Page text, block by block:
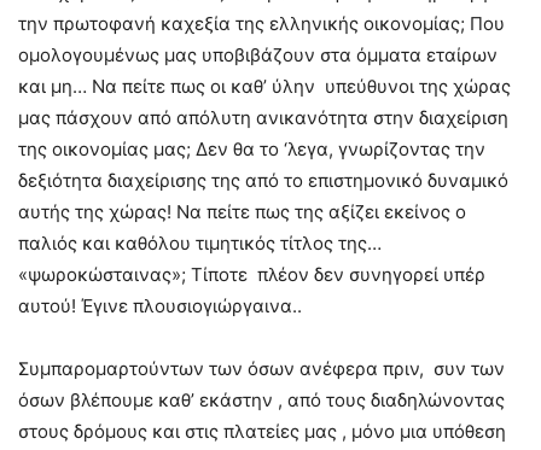
την πρωτοφανή καχεξία της ελληνικής οικονομίας; Που
ομολογουμένως μας υποβιβάζουν στα όμματα εταίρων
και μη… Να πείτε πως οι καθ’ ύλην υπεύθυνοι της χώρας
μας πάσχουν από απόλυτη ανικανότητα στην διαχείριση
της οικονομίας μας; Δεν θα το ‘λεγα, γνωρίζοντας την
δεξιότητα διαχείρισης της από το επιστημονικό δυναμικό
αυτής της χώρας! Να πείτε πως της αξίζει εκείνος ο
παλιός και καθόλου τιμητικός τίτλος της…
«ψωροκώσταινας»; Τίποτε πλέον δεν συνηγορεί υπέρ
αυτού! Έγινε πλουσιογιώργαινα..
Συμπαρομαρτούντων των όσων ανέφερα πριν, συν των
όσων βλέπουμε καθ’ εκάστην , από τους διαδηλώνοντας
στους δρόμους και στις πλατείες μας , μόνο μια υπόθεση